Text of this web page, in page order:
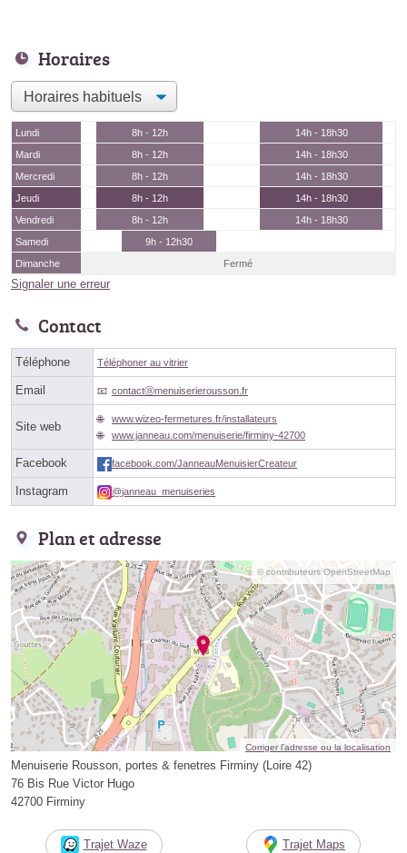
Horaires
Lundi 8h - 12h
14h - 18h30
Mardi
8h - 12h
14h - 18h30
Mercredi
8h - 12h
14h - 18h30
Jeudi
8h - 12h
14h - 18h30
Vendredi
8h - 12h
14h - 18h30
Samedi
9h - 12h30
Dimanche
Fermé
Signaler une erreur
Contact
Téléphone Téléphoner au vitrier
Email contactⓐmenuiserierousson.fr
Site web
www.wizeo-fermetures.fr/installateurs
www.janneau.com/menuiserie/firminy-42700
Facebook facebook.com/JanneauMenuisierCreateur
Instagram @janneau_menuiseries
Plan et adresse
© contributeurs OpenStreetMap
Corriger l’adresse ou la localisation
Menuiserie Rousson, portes & fenetres Firminy (Loire 42)
76 Bis Rue Victor Hugo
42700 Firminy
Trajet Waze Trajet Maps